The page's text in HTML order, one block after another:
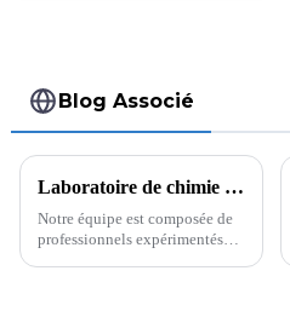
Blog Associé
Laboratoire de chimie des PCB Laboratoire de physique des PCB Assurance qualité de classe mondiale
Notre équipe est composée de
professionnels expérimentés